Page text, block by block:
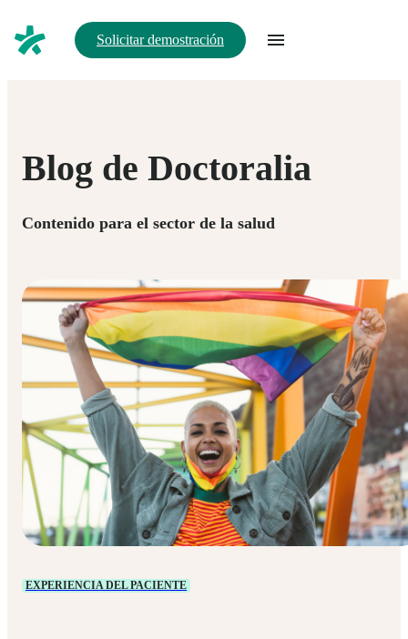
Solicitar demostración
Blog de Doctoralia
Contenido para el sector de la salud
EXPERIENCIA DEL PACIENTE